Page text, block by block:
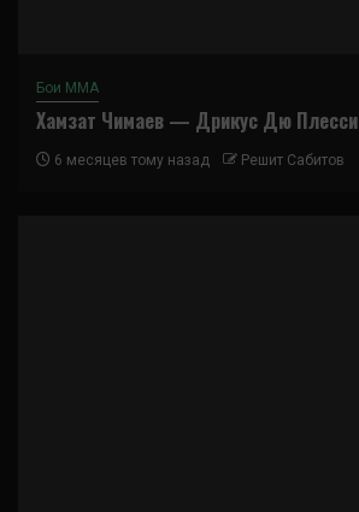
Бои ММА
Хамзат Чимаев — Дрикус Дю Плесси
6 месяцев тому назад Решит Сабитов